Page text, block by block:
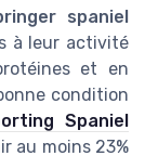
spaniel
à leur activité
et en
condition
Spaniel
au moins 23%